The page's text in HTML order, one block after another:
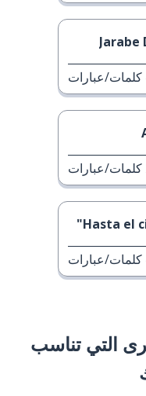
Jarabe
كلمات/عبارات
كلمات/عبارات
كلمات/عبارات
التي تناسب